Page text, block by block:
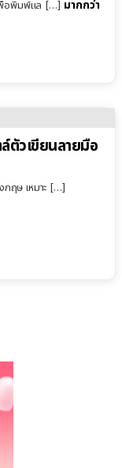
พื่อพิมพ์แล […] มากกว่า
ตัวเขียนลายมือ
กฤษ เหมาะ […]